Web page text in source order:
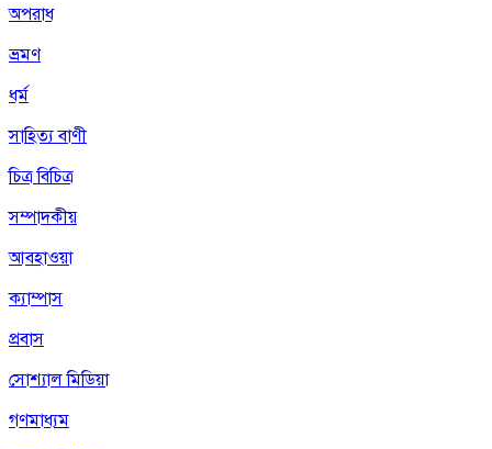
অপরাধ
ভ্রমণ
ধর্ম
সাহিত্য বাণী
চিত্র বিচিত্র
সম্পাদকীয়
আবহাওয়া
ক্যাম্পাস
প্রবাস
সোশ্যাল মিডিয়া
গণমাধ্যম